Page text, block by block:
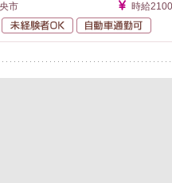
市
時給
転勤なし
未経験者OK